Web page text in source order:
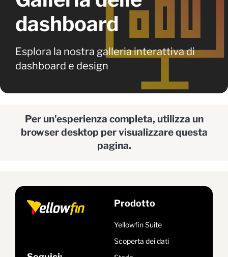
dashboard
Esplora la nostra galleria interattiva di
dashboard e design
Per un'esperienza completa, utilizza un
browser desktop per visualizzare questa
pagina.
Prodotto
Yellowfin Suite
Scoperta dei dati